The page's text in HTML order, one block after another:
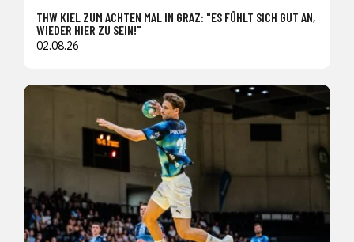
THW KIEL ZUM ACHTEN MAL IN GRAZ: "ES FÜHLT SICH GUT AN,
WIEDER HIER ZU SEIN!"
02.08.26